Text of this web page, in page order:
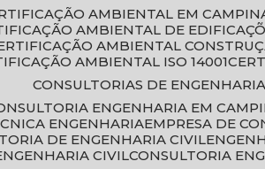
AMBIENTAL EM
AMBIENTAL DE
AMBIENTAL
AMBIENTAL ISO 14001
CONSULTORIAS DE ENGENHARIA
ENGENHARIA EM
ENGENHARIA EMPRESA DE
DE ENGENHARIA CIVIL
CIVIL CONSULTORIA